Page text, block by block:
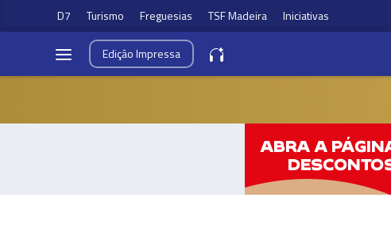
D7 Turismo Freguesias TSF Madeira Iniciativas
EdiçãoImpressa